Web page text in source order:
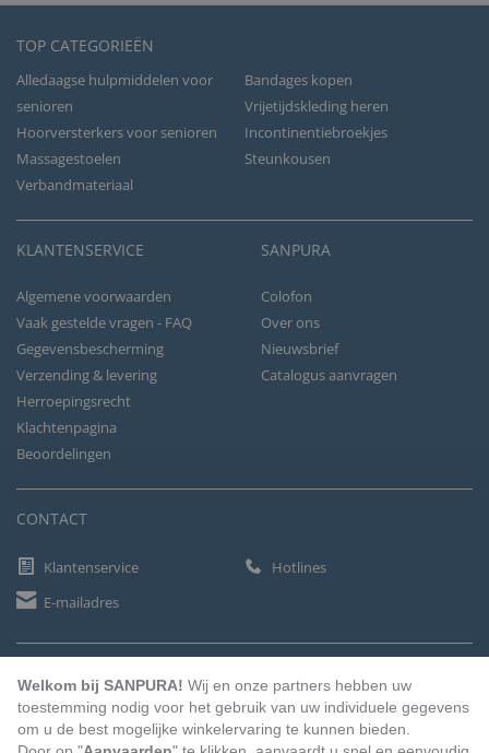
TOP CATEGORIEËN
Alledaagse hulpmiddelen voor
senioren
Bandages kopen
Vrijetijdskleding heren
Hoorversterkers voor senioren
Incontinentiebroekjes
Massagestoelen
Steunkousen
Verbandmateriaal
KLANTENSERVICE
Algemene voorwaarden
Vaak gestelde vragen - FAQ
Gegevensbescherming
Verzending & levering
Herroepingsrecht
Klachtenpagina
Beoordelingen
SANPURA
Colofon
Over ons
Nieuwsbrief
Catalogus aanvragen
CONTACT
Klantenservice
Hotlines
E-mailadres
Welkom bij SANPURA! Wij en onze partners hebben uw
toestemming nodig voor het gebruik van uw individuele gegevens
om u de best mogelijke winkelervaring te kunnen bieden.